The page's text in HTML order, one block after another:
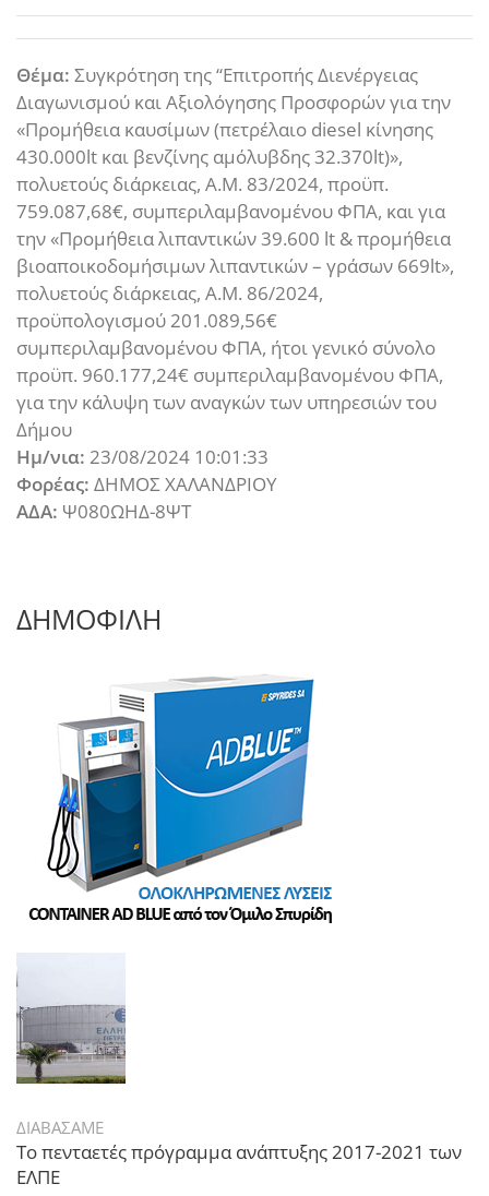
Θέμα: Συγκρότηση της “Επιτροπής Διενέργειας
Διαγωνισμού και Αξιολόγησης Προσφορών για την
«Προμήθεια καυσίμων (πετρέλαιο diesel κίνησης
430.000lt και βενζίνης αμόλυβδης 32.370lt)»,
πολυετούς διάρκειας, Α.Μ. 83/2024, προϋπ.
759.087,68€, συμπεριλαμβανομένου ΦΠΑ, και για
την «Προμήθεια λιπαντικών 39.600 lt & προμήθεια
βιοαποικοδομήσιμων λιπαντικών – γράσων 669lt»,
πολυετούς διάρκειας, Α.Μ. 86/2024,
προϋπολογισμού 201.089,56€
συμπεριλαμβανομένου ΦΠΑ, ήτοι γενικό σύνολο
προϋπ. 960.177,24€ συμπεριλαμβανομένου ΦΠΑ,
για την κάλυψη των αναγκών των υπηρεσιών του
Δήμου
Ημ/νια: 23/08/2024 10:01:33
Φορέας: ΔΗΜΟΣ ΧΑΛΑΝΔΡΙΟΥ
ΑΔΑ: Ψ080ΩΗΔ-8ΨΤ
ΔΗΜΟΦΙΛΗ
ΔΙΑΒΑΣΑΜΕ
Το πενταετές πρόγραμμα ανάπτυξης 2017-2021 των
ΕΛΠΕ